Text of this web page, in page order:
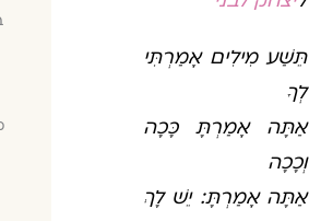
תֵּשַׁע מִילִים אָמַרְתִּי
לְךָ
אַתָּה אָמַרְתָּ כָּכָה
וְכָכָה
אַתָּה אָמַרְתָּ: יֵשׁ לָךְ